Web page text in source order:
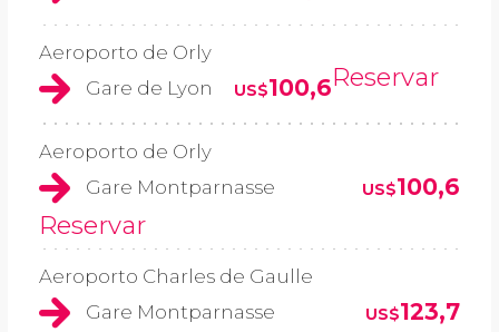
Aeroporto de Orly
Gare de Lyon
US$100,6Reservar
Aeroporto de Orly
Gare Montparnasse
US$100,6
Reservar
Aeroporto Charles de Gaulle
Gare Montparnasse
US$123,7